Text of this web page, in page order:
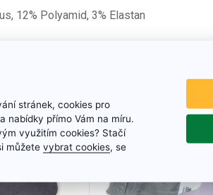
12% Polyamid, 3% Elastan
stránek, cookies pro
nabídky přímo Vám na míru.
využitím cookies? Stačí
můžete vybrat cookies, se